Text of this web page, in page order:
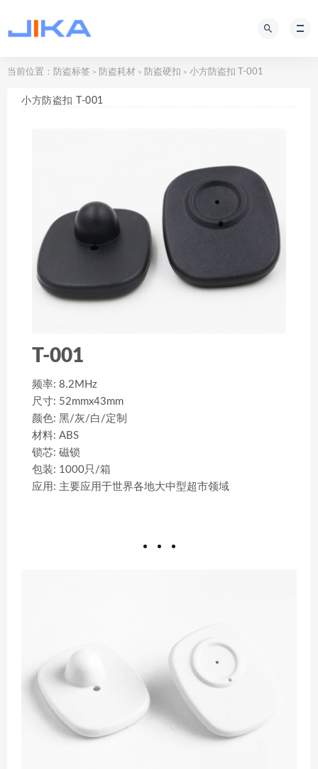
当前位置： 防盗标签 > 防盗耗材 > 防盗硬扣 > 小方防盗扣 T-001
小方防盗扣 T-001
T-001
频率: 8.2MHz
尺寸: 52mmx43mm
颜色: 黑/灰/白/定制
材料: ABS
锁芯: 磁锁
包装: 1000只/箱
应用: 主要应用于世界各地大中型超市领域